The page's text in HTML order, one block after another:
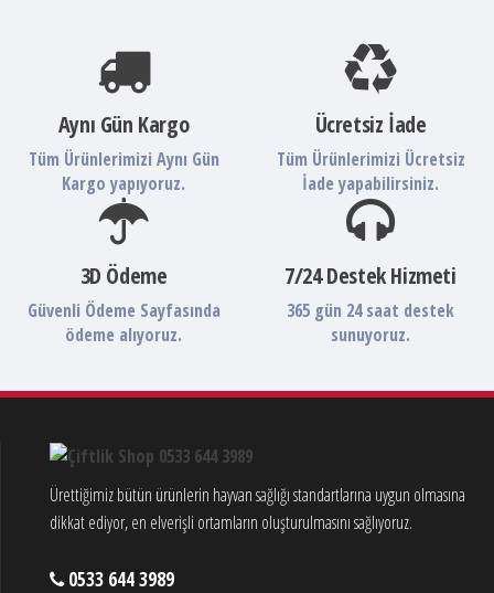
Aynı Gün Kargo
Tüm Ürünlerimizi Aynı Gün
Kargo yapıyoruz.
Ücretsiz İade
Tüm Ürünlerimizi Ücretsiz
İade yapabilirsiniz.
3D Ödeme
Güvenli Ödeme Sayfasında
ödeme alıyoruz.
7/24 Destek Hizmeti
365 gün 24 saat destek
sunuyoruz.
Ürettiğimiz bütün ürünlerin hayvan sağlığı standartlarına uygun olmasına
dikkat ediyor, en elverişli ortamların oluşturulmasını sağlıyoruz.
0533 644 3989